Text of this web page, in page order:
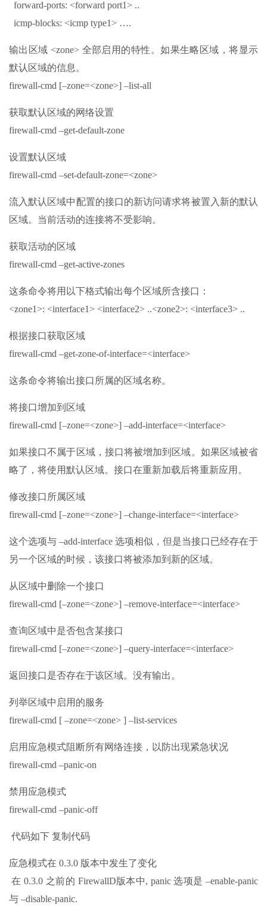
forward-ports: <forward port1> ..
icmp-blocks: <icmp type1> ….
输出区域 <zone> 全部启用的特性。如果生略区域，将显示
默认区域的信息。
firewall-cmd [–zone=<zone>] –list-all
获取默认区域的网络设置
firewall-cmd –get-default-zone
设置默认区域
firewall-cmd –set-default-zone=<zone>
流入默认区域中配置的接口的新访问请求将被置入新的默认
区域。当前活动的连接将不受影响。
获取活动的区域
firewall-cmd –get-active-zones
这条命令将用以下格式输出每个区域所含接口：
<zone1>: <interface1> <interface2> ..<zone2>: <interface3> ..
根据接口获取区域
firewall-cmd –get-zone-of-interface=<interface>
这条命令将输出接口所属的区域名称。
将接口增加到区域
firewall-cmd [–zone=<zone>] –add-interface=<interface>
如果接口不属于区域，接口将被增加到区域。如果区域被省
略了，将使用默认区域。接口在重新加载后将重新应用。
修改接口所属区域
firewall-cmd [–zone=<zone>] –change-interface=<interface>
这个选项与 –add-interface 选项相似，但是当接口已经存在于
另一个区域的时候，该接口将被添加到新的区域。
从区域中删除一个接口
firewall-cmd [–zone=<zone>] –remove-interface=<interface>
查询区域中是否包含某接口
firewall-cmd [–zone=<zone>] –query-interface=<interface>
返回接口是否存在于该区域。没有输出。
列举区域中启用的服务
firewall-cmd [ –zone=<zone> ] –list-services
启用应急模式阻断所有网络连接，以防出现紧急状况
firewall-cmd –panic-on
禁用应急模式
firewall-cmd –panic-off
代码如下 复制代码
应急模式在 0.3.0 版本中发生了变化
在 0.3.0 之前的 FirewallD版本中, panic 选项是 –enable-panic
与 –disable-panic.